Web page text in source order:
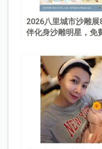
2026八里城市沙雕
伴化身沙雕明星，免